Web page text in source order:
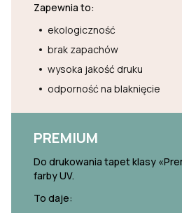
Zapewnia to:
ekologiczność
brak zapachów
wysoka jakość druku
odporność na blaknięcie
PREMIUM
Do drukowania tapet klasy
farby UV.
To daje: